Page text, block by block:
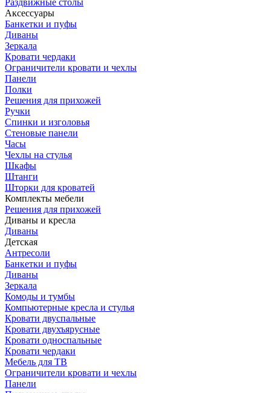
Аксессуары
Банкетки и пуфы
Диваны
Зеркала
Кровати чердаки
Ограничители кровати и чехлы
Панели
Полки
Решения для прихожей
Ручки
Спинки и изголовья
Стеновые панели
Часы
Чехлы на стулья
Шкафы
Штанги
Шторки для кроватей
Комплекты мебели
Решения для прихожей
Диваны и кресла
Диваны
Детская
Антресоли
Банкетки и пуфы
Диваны
Зеркала
Комоды и тумбы
Компьютерные кресла и стулья
Кровати двуспальные
Кровати двухъярусные
Кровати односпальные
Кровати чердаки
Мебель для ТВ
Ограничители кровати и чехлы
Панели